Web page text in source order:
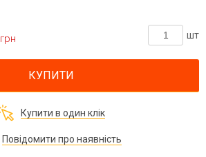
грн шт
КУПИТИ
Купити в один клік
Повідомити про наявність